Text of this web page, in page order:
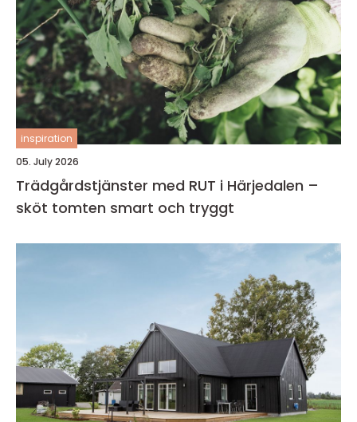
inspiration
05. July 2026
Trädgårdstjänster med RUT i Härjedalen –
sköt tomten smart och tryggt